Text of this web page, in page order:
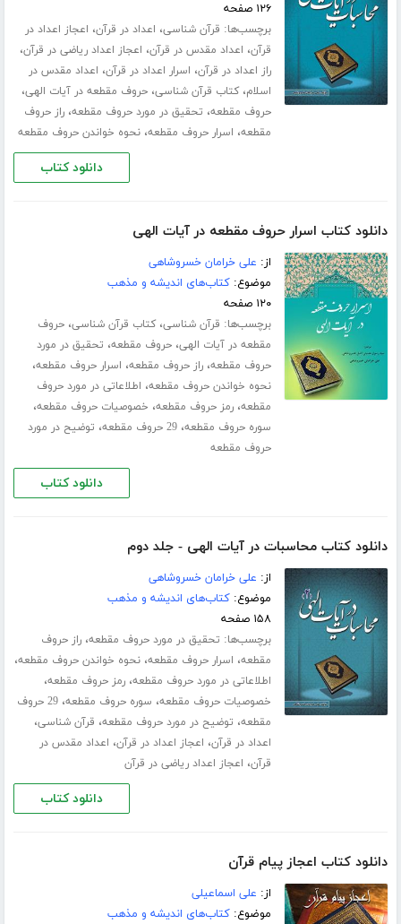
۱۲۶ صفحه
برچسب‌ها: قرآن شناسی، اعداد در قرآن، اعجاز اعداد در
قرآن، اعداد مقدس در قرآن، اعجاز اعداد ریاضی در قرآن،
راز اعداد در قرآن، اسرار اعداد در قرآن، اعداد مقدس در
اسلام،کتاب قرآن شناسی،حروف مقطعه در آیات الهی،
حروف مقطعه، تحقیق در مورد حروف مقطعه،راز حروف
مقطعه، اسرار حروف مقطعه،نحوه خواندن حروف مقطعه
دانلود کتاب
دانلود کتاب اسرار حروف مقطعه در آیات الهی
از: علی خرامان خسروشاهی
موضوع:کتاب‌های اندیشه و مذهب
۱۲۰ صفحه
برچسب‌ها: قرآن شناسی،کتاب قرآن شناسی،حروف
مقطعه در آیات الهی،حروف مقطعه، تحقیق در مورد
حروف مقطعه،راز حروف مقطعه، اسرار حروف مقطعه،
نحوه خواندن حروف مقطعه، اطلاعاتی در مورد حروف
مقطعه،رمز حروف مقطعه، خصوصیات حروف مقطعه،
سوره حروف مقطعه،29 حروف مقطعه ، توضیح در مورد
حروف مقطعه
دانلود کتاب
دانلود کتاب محاسبات در آیات الهی - جلد دوم
از: علی خرامان خسروشاهی
موضوع:کتاب‌های اندیشه و مذهب
۱۵۸ صفحه
برچسب‌ها: تحقیق در مورد حروف مقطعه،راز حروف
مقطعه، اسرار حروف مقطعه،نحوه خواندن حروف مقطعه،
اطلاعاتی در مورد حروف مقطعه،رمز حروف مقطعه،
خصوصیات حروف مقطعه، سوره حروف مقطعه،
29 حروف
مقطعه، توضیح در مورد حروف مقطعه، قرآن شناسی،
اعداد در قرآن، اعجاز اعداد در قرآن، اعداد مقدس در
قرآن، اعجاز اعداد ریاضی در قرآن
دانلود کتاب
دانلود کتاب اعجاز پیام قرآن
از: علی اسماعیلی
موضوع:کتاب‌های اندیشه و مذهب